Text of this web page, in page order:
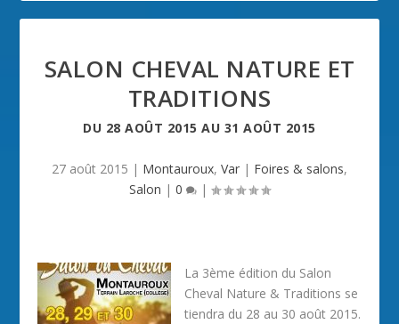
SALON CHEVAL NATURE ET
TRADITIONS
DU 28 AOÛT 2015 AU 31 AOÛT 2015
27 août 2015 | Montauroux, Var | Foires & salons,
Salon | 0 |
La 3ème édition du Salon
Cheval Nature & Traditions se
tiendra du 28 au 30 août 2015.